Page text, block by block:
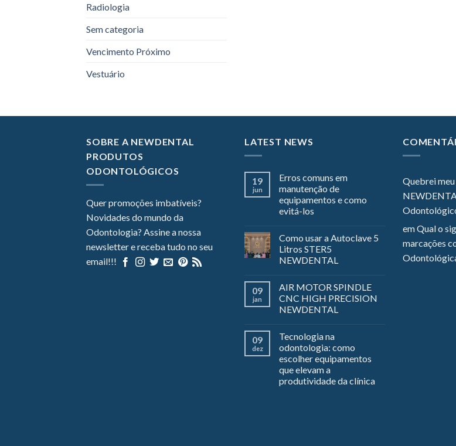
Radiologia
Sem categoria
Vencimento Próximo
Vestuário
SOBRE A NEWDENTAL
PRODUTOS
ODONTOLÓGICOS
Quer promoções imbatíveis?
Novidades do mundo da
Odontologia? Assine a nossa
newsletter e receba tudo no seu
email!!!
LATEST NEWS
19
jun
Erros comuns em
manutenção de
equipamentos e como
evitá-los
Como usar a Autoclave 5
Litros STER5
NEWDENTAL
09
jan
AIR MOTOR SPINDLE
CNC HIGH PRECISION
NEWDENTAL
09
dez
Tecnologia na
odontologia: como
escolher equipamentos
que elevam a
produtividade da clínica
Quebrei meu
emQual o
marcações